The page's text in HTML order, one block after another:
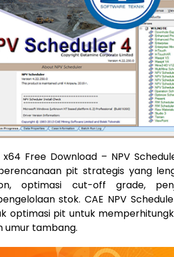
x64 Free Download – NPV
pit strategis yang
optimasi cut-off grade,
stok. CAE NPV
optimasi pit untuk
umur tambang.